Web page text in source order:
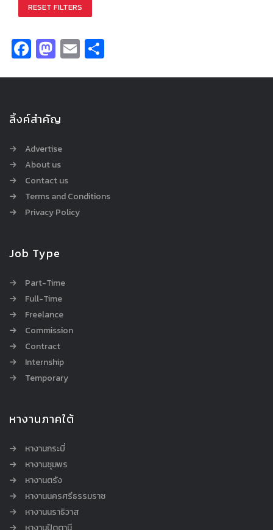
RESET FILTERS
Facebook
Mastodon
Email
ลิ้งค์สำคัญ
Advertise
About us
Contact us
Terms and Conditions
Privacy Policy
Job Type
Part-Time
Full-Time
Freelance
Commission
Contract
Internship
Temporary
หางานภาคใต้
หางานกระบี่
หางานชุมพร
หางานตรัง
หางานนครศรีธรรมราช
หางานนราธิวาส